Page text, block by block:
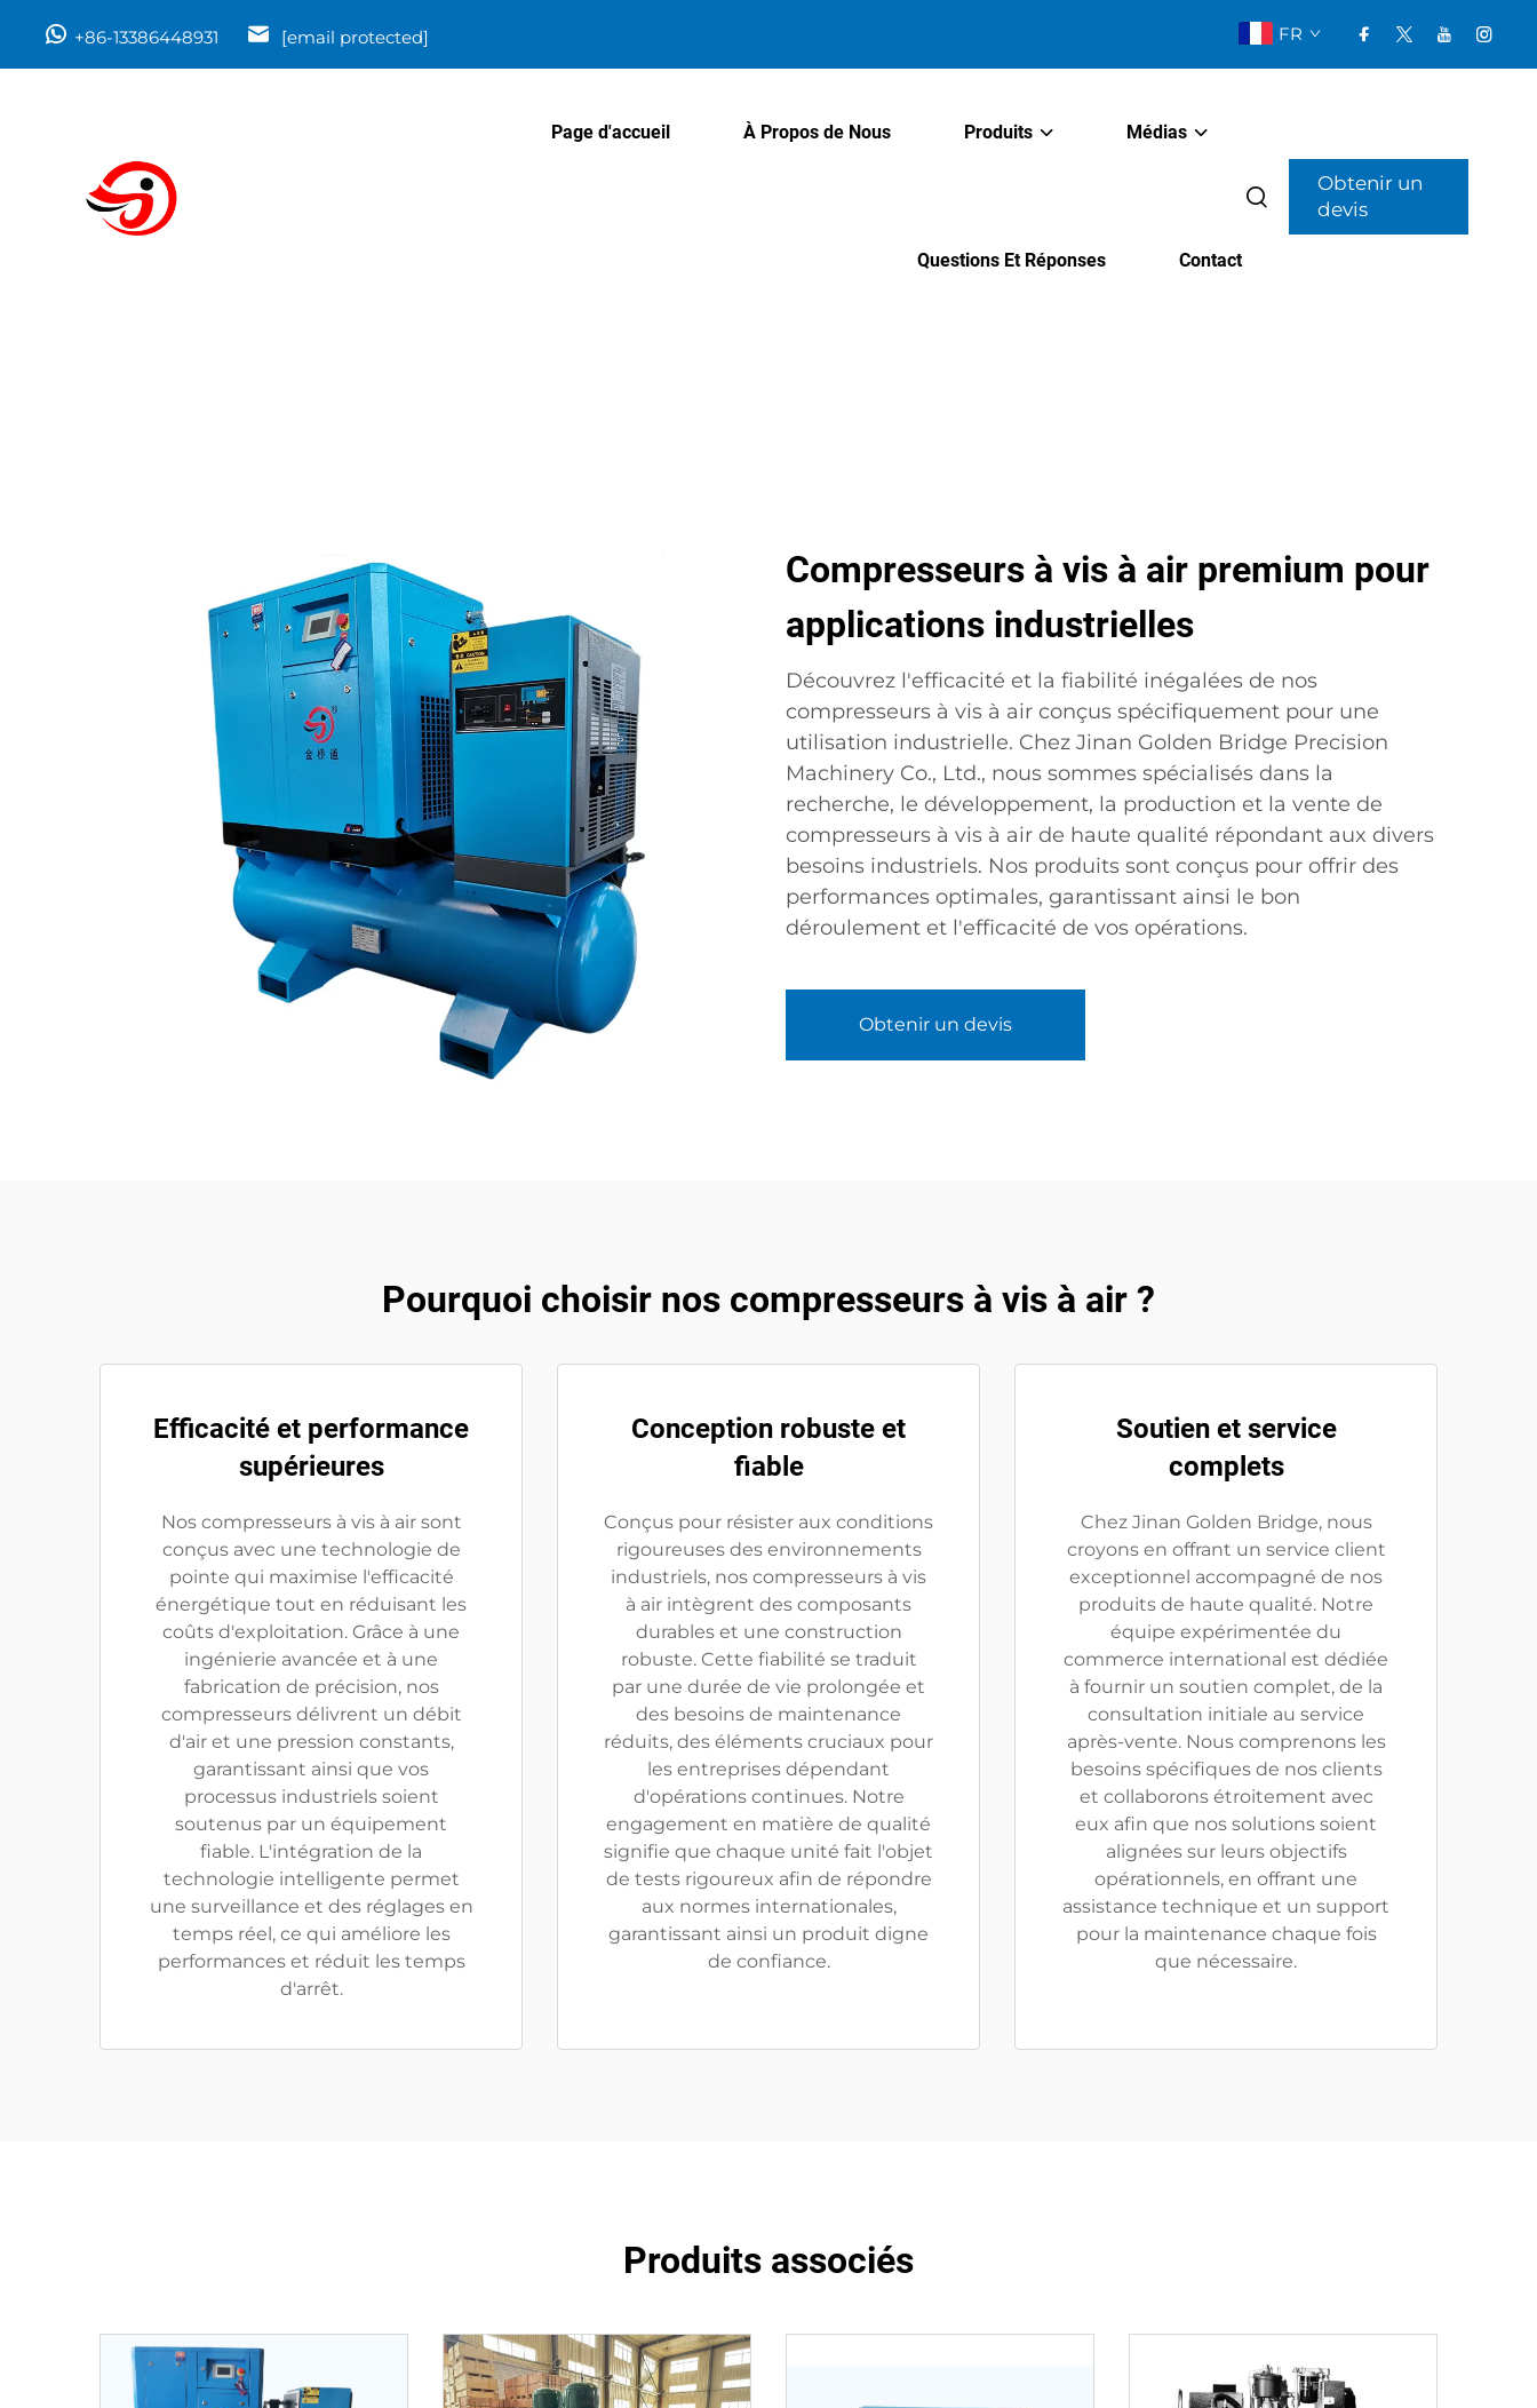
+86-13386448931 [email protected] FR
Page d'accueil À Propos de Nous Produits Médias
Questions Et Réponses Contact
Obtenir un
devis
Compresseurs à vis à air premium pour
applications industrielles
Découvrez l'efficacité et la fiabilité inégalées de nos
compresseurs à vis à air conçus spécifiquement pour une
utilisation industrielle. Chez Jinan Golden Bridge Precision
Machinery Co., Ltd., nous sommes spécialisés dans la
recherche, le développement, la production et la vente de
compresseurs à vis à air de haute qualité répondant aux divers
besoins industriels. Nos produits sont conçus pour offrir des
performances optimales, garantissant ainsi le bon
déroulement et l'efficacité de vos opérations.
Obtenir un devis
Pourquoi choisir nos compresseurs à vis à air ?
Efficacité et performance
supérieures
Nos compresseurs à vis à air sont
conçus avec une technologie de
pointe qui maximise l'efficacité
énergétique tout en réduisant les
coûts d'exploitation. Grâce à une
ingénierie avancée et à une
fabrication de précision, nos
compresseurs délivrent un débit
d'air et une pression constants,
garantissant ainsi que vos
processus industriels soient
soutenus par un équipement
fiable. L'intégration de la
technologie intelligente permet
une surveillance et des réglages en
temps réel, ce qui améliore les
performances et réduit les temps
d'arrêt.
Conception robuste et
fiable
Conçus pour résister aux conditions
rigoureuses des environnements
industriels, nos compresseurs à vis
à air intègrent des composants
durables et une construction
robuste. Cette fiabilité se traduit
par une durée de vie prolongée et
des besoins de maintenance
réduits, des éléments cruciaux pour
les entreprises dépendant
d'opérations continues. Notre
engagement en matière de qualité
signifie que chaque unité fait l'objet
de tests rigoureux afin de répondre
aux normes internationales,
garantissant ainsi un produit digne
de confiance.
Soutien et service
complets
Chez Jinan Golden Bridge, nous
croyons en offrant un service client
exceptionnel accompagné de nos
produits de haute qualité. Notre
équipe expérimentée du
commerce international est dédiée
à fournir un soutien complet, de la
consultation initiale au service
après-vente. Nous comprenons les
besoins spécifiques de nos clients
et collaborons étroitement avec
eux afin que nos solutions soient
alignées sur leurs objectifs
opérationnels, en offrant une
assistance technique et un support
pour la maintenance chaque fois
que nécessaire.
Produits associés